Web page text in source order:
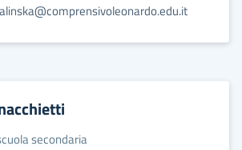
secondaria